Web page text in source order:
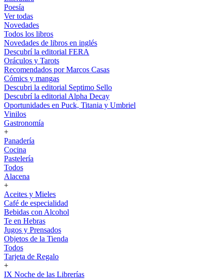
Poesía
Ver todas
Novedades
Todos los libros
Novedades de libros en inglés
Descubrí la editorial FERA
Oráculos y Tarots
Recomendados por Marcos Casas
Cómics y mangas
Descubri la editorial Septimo Sello
Descubrí la editorial Alpha Decay
Oportunidades en Puck, Titania y Umbriel
Vinilos
Gastronomía
+
Panadería
Cocina
Pastelería
Todos
Alacena
+
Aceites y Mieles
Café de especialidad
Bebidas con Alcohol
Te en Hebras
Jugos y Prensados
Objetos de la Tienda
Todos
Tarjeta de Regalo
+
IX Noche de las Librerías